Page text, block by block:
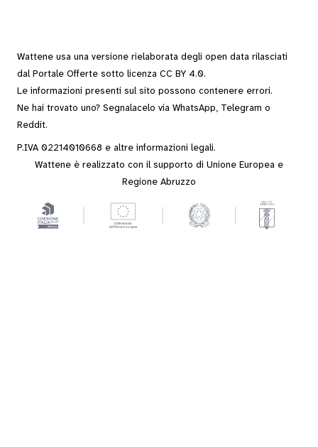
Wattene usa una versione rielaborata degli open data rilasciati
dal Portale Offerte sotto licenza CC BY 4.0.
Le informazioni presenti sul sito possono contenere errori.
Ne hai trovato uno? Segnalacelo via WhatsApp, Telegram o
Reddit.
P.IVA 02214010668 e altre informazioni legali.
Wattene è realizzato con il supporto di Unione Europea e
Regione Abruzzo